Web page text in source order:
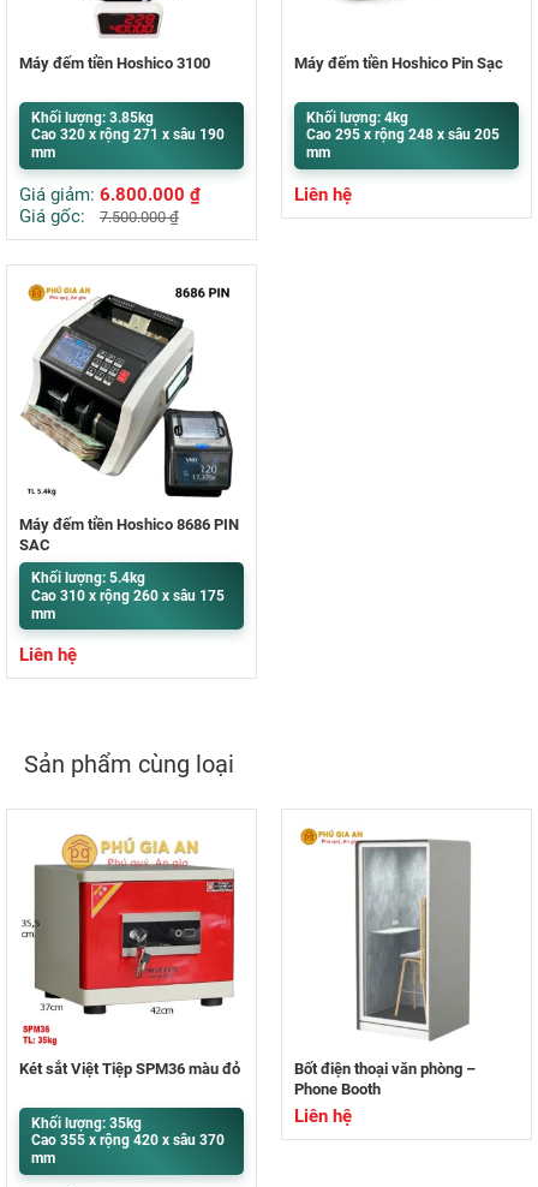
Máy đếm tiền Hoshico 3100
Khối lượng: 3.85kg
Cao 320 x rộng 271 x sâu 190
mm
Giá giảm: 6.800.000 ₫
Giá gốc:
7.500.000₫
Máy đếm tiền Hoshico Pin Sạc
Khối lượng: 4kg
Cao 295 x rộng 248 x sâu 205
mm
Liên hệ
Máy đếm tiền Hoshico 8686 PIN
SẠC
Khối lượng: 5.4kg
Cao 310 x rộng 260 x sâu 175
mm
Liên hệ
Sản phẩm cùng loại
Két sắt Việt Tiệp SPM36 màu đỏ
Khối lượng: 35kg
Cao 355 x rộng 420 x sâu 370
mm
Bốt điện thoại văn phòng –
Phone Booth
Liên hệ